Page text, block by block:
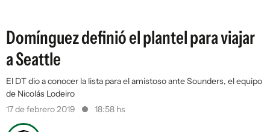
Domínguez definió el plantel para viajar
a Seattle
El DT dio a conocer la lista para el amistoso ante Sounders, el equipo
de Nicolás Lodeiro
17 de febrero 2019
18:58 hs